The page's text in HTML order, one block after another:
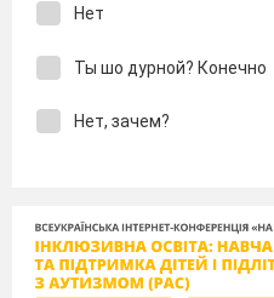
Нет
Ты шо дурной? Конечно
Нет, зачем?